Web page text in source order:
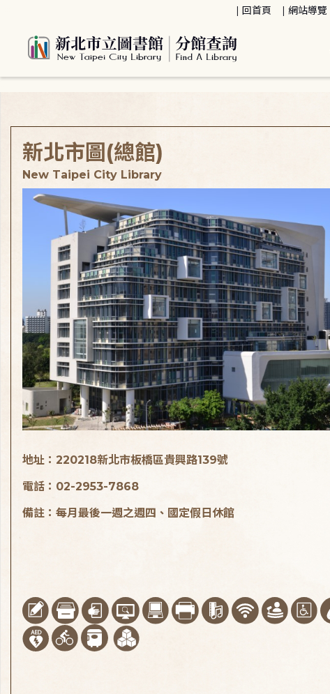
回首頁 網站導覽
新北市圖(總館)
New Taipei City Library
地址：220218新北市板橋區貴興路139號
電話：02-2953-7868
備註：每月最後一週之週四、國定假日休館